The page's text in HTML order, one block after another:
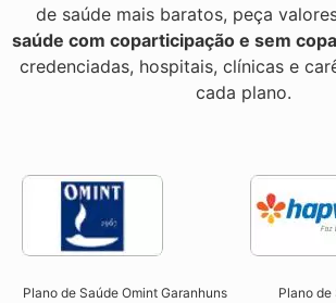
de saúde mais baratos, peça
saúde com coparticipação e sem
credenciadas, hospitais, clínicas e
cada plano.
Plano de Saúde Omint Garanhuns
Plano de